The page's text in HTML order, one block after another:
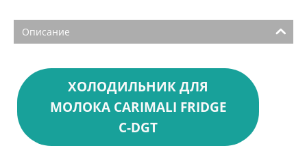
Описание
ХОЛОДИЛЬНИК ДЛЯ
МОЛОКА CARIMALI FRIDGE
C-DGT